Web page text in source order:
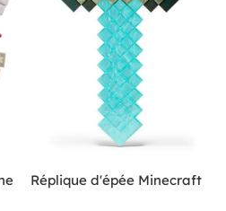
Réplique d'épée Minecraft